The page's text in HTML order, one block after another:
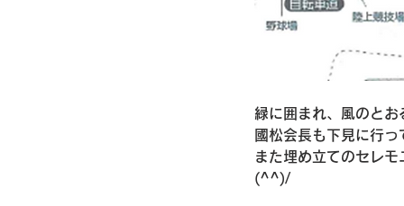
緑に囲まれ、風のと
國松会長も下見に行っ
また埋め立てのセレ
(^^)/